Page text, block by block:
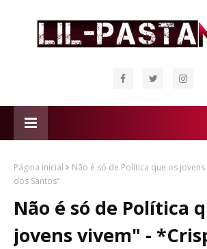
Página inicial
Não é só de Política que os
dos Santos“
Não é só de Política
jovens vivem" -